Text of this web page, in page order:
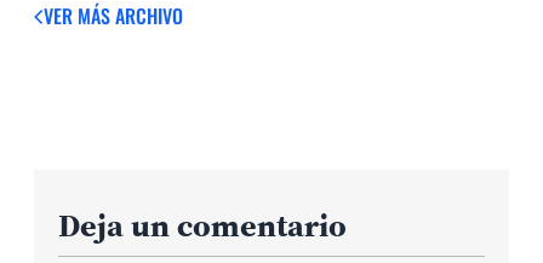
VER MÁSARCHIVO
Deja un comentario